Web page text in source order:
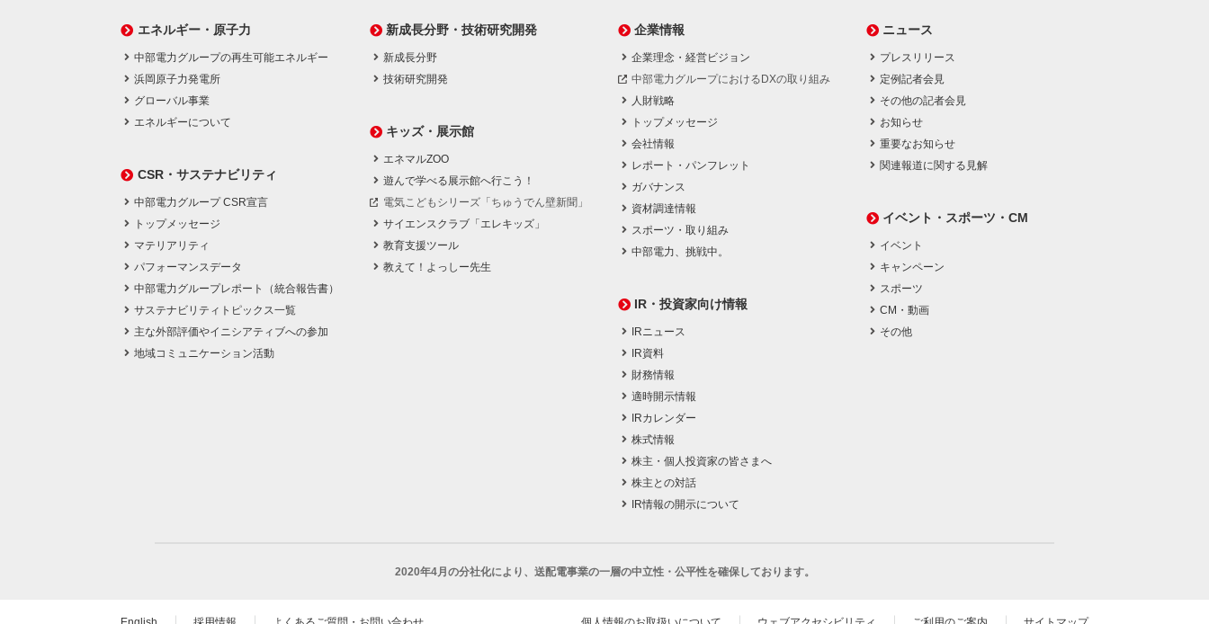
エネルギー・原子力
中部電力グループの再生可能エネルギー
浜岡原子力発電所
グローバル事業
エネルギーについて
CSR・サステナビリティ
中部電力グループ CSR宣言
トップメッセージ
マテリアリティ
パフォーマンスデータ
中部電力グループレポート（統合報告書）
サステナビリティトピックス一覧
主な外部評価やイニシアティブへの参加
地域コミュニケーション活動
新成長分野・技術研究開発
新成長分野
技術研究開発
キッズ・展示館
エネマルZOO
遊んで学べる展示館へ行こう！
電気こどもシリーズ「ちゅうでん壁新聞」
サイエンスクラブ「エレキッズ」
教育支援ツール
教えて！よっしー先生
企業情報
企業理念・経営ビジョン
中部電力グループにおけるDXの取り組み
人財戦略
トップメッセージ
会社情報
レポート・パンフレット
ガバナンス
資材調達情報
スポーツ・取り組み
中部電力、挑戦中。
IR・投資家向け情報
IRニュース
IR資料
財務情報
適時開示情報
IRカレンダー
株式情報
株主・個人投資家の皆さまへ
株主との対話
IR情報の開示について
ニュース
プレスリリース
定例記者会見
その他の記者会見
お知らせ
重要なお知らせ
関連報道に関する見解
イベント・スポーツ・CM
イベント
キャンペーン
スポーツ
CM・動画
その他
2020年4月の分社化により、 送配電事業の一層の中立性・公平性を確保しております。